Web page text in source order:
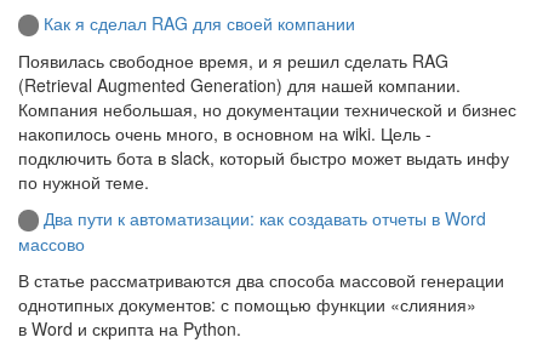
Как я сделал RAG для своей компании
Появилась свободное время, и я решил сделать RAG
(Retrieval Augmented Generation) для нашей компании.
Компания небольшая, но документации технической и бизнес
накопилось очень много, в основном на wiki. Цель -
подключить бота в slack, который быстро может выдать инфу
по нужной теме.
Два пути к автоматизации: как создавать отчеты в Word
массово
В статье рассматриваются два способа массовой генерации
однотипных документов: с помощью функции «слияния»
в Word и скрипта на Python.